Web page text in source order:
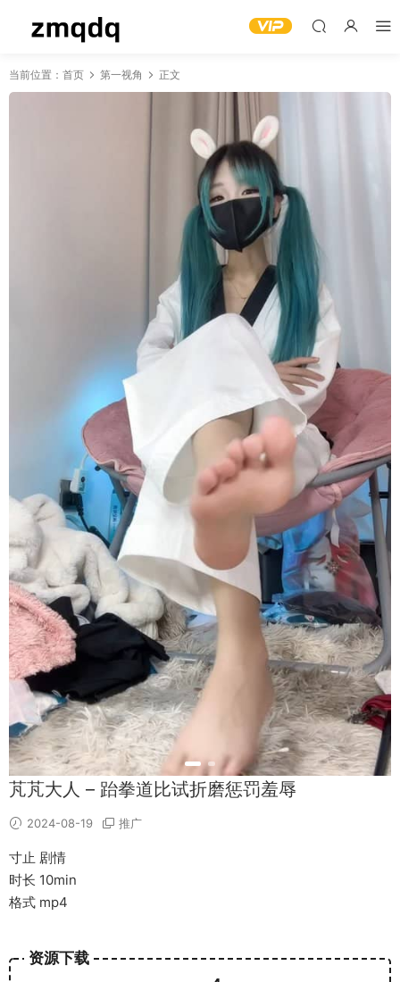
当前位置： 首页 第一视角 正文
芃芃大人 – 跆拳道比试折磨惩罚羞辱
2024-08-19 推广
寸止 剧情
时长 10min
格式 mp4
资源下载